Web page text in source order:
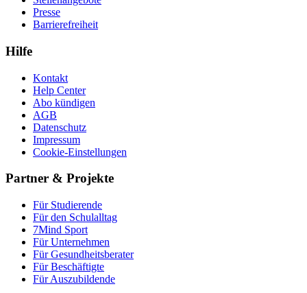
Presse
Barrierefreiheit
Hilfe
Kontakt
Help Center
Abo kündigen
AGB
Datenschutz
Impressum
Cookie-Einstellungen
Partner & Projekte
Für Stu­die­rende
Für den Schulalltag
7Mind Sport
Für Unter­neh­men
Für Gesund­heits­be­ra­ter
Für Beschäftigte
Für Auszubildende